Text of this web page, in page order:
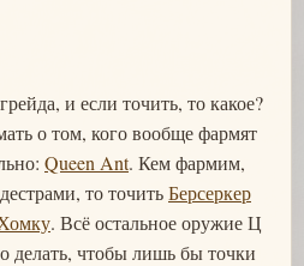
и если точить, то какое?
о том, кого вообще фармят
Queen Ant. Кем фармим,
то точитьБерсеркер
. Всё остальное оружие Ц
делать, чтобы лишь бы точки